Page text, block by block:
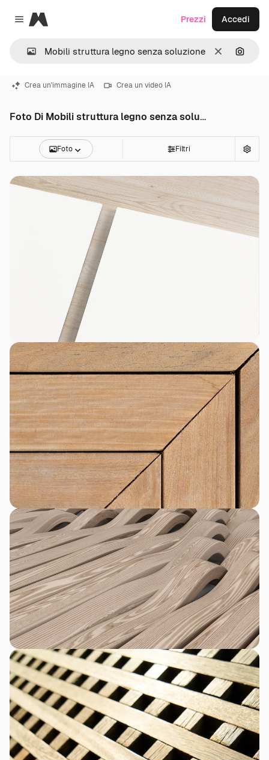
Close menu
Magnific
CancellaCerca
Prezzi Accedi
Crea un'immagine IA Crea un video IA
Foto Di Mobili struttura legno senza soluzione continuita
Foto Filtri